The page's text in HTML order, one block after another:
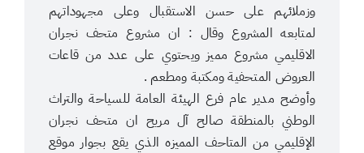
وزملائهم على حسن الاستقبال وعلى مجهوداتهم
لمتابعه المشروع وقال : ان مشروع متحف نجران
الاقليمي مشروع مميز ويحتوي على عدد من قاعات
العروض المتحفية ومكتبة ومطعم .
وأوضح مدير عام فرع الهيئة العامة للسياحة والتراث
الوطني بالمنطقة صالح آل مريح ان متحف نجران
الإقليمي من المتاحف المميزه الذي يقع بجوار موقع